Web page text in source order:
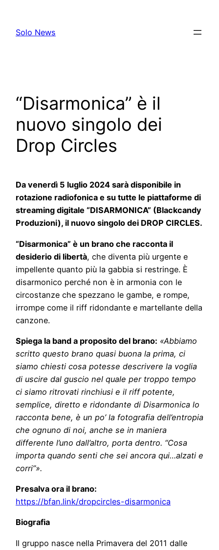
content
Solo News
“Disarmonica” è il
nuovo singolo dei
Drop Circles
Da venerdì 5 luglio 2024 sarà disponibile in
rotazione radiofonica e su tutte le piattaforme di
streaming digitale “DISARMONICA” (Blackcandy
Produzioni), il nuovo singolo dei DROP CIRCLES.
“Disarmonica” è un brano che racconta il
desiderio di libertà, che diventa più urgente e
impellente quanto più la gabbia si restringe. È
disarmonico perché non è in armonia con le
circostanze che spezzano le gambe, e rompe,
irrompe come il riff ridondante e martellante della
canzone.
Spiega la band a proposito del brano: «Abbiamo
scritto questo brano quasi buona la prima, ci
siamo chiesti cosa potesse descrivere la voglia
di uscire dal guscio nel quale per troppo tempo
ci siamo ritrovati rinchiusi e il riff potente,
semplice, diretto e ridondante di Disarmonica lo
racconta bene, è un po’ la fotografia dell’entropia
che ognuno di noi, anche se in maniera
differente l’uno dall’altro, porta dentro. “Cosa
importa quando senti che sei ancora qui…alzati e
corri”».
Presalva ora il brano:
https://bfan.link/dropcircles-disarmonica
Biografia
Il gruppo nasce nella Primavera del 2011 dalle